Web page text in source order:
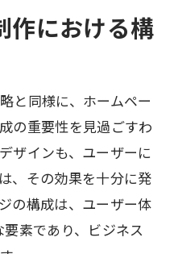
作における構
と同様に、ホームペー
の重要性を見過ごすわ
ザインも、ユーザーに
、その効果を十分に発
の構成は、ユーザー体
素であり、ビジネス